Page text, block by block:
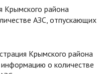
Крымского района
АЗС, отпускающих
Крымского района
о количестве